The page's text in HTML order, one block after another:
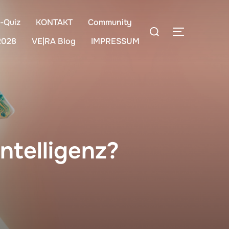
Quiz KONTAKT
Community
VE|RA Blog IMPRESSUM
Suchen
nach: